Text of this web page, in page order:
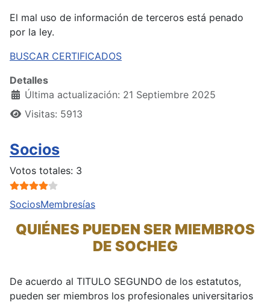
El mal uso de información de terceros está penado
por la ley.
BUSCAR CERTIFICADOS
Detalles
Última actualización: 21 Septiembre 2025
Visitas: 5913
Socios
Ratio: 4/5
Votos totales: 3
SociosMembresías
QUIÉNES PUEDEN SER MIEMBROS
DE SOCHEG
De acuerdo al TITULO SEGUNDO de los estatutos,
pueden ser miembros los profesionales universitarios